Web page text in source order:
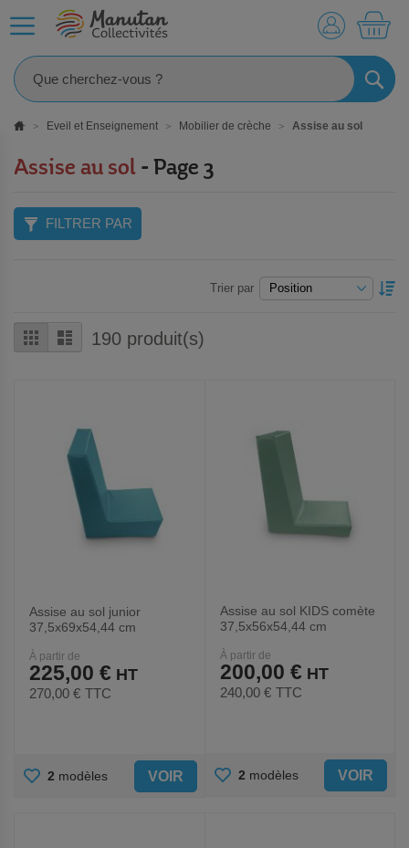
Eveil et Enseignement Mobilier de crèche Assise au sol
Assise au sol - Page 3
Grille Liste190 produit(s)
Trier par
Assise au sol junior
37,5x69x54,44 cm
À partir de
225,00 €
270,00 € TTC
AJOUTER
2 modèles VOIR
Assise au sol KIDS comète
37,5x56x54,44 cm
À partir de
200,00 €
240,00 € TTC
AJOUTER
2 modèles VOIR
FILTRER PAR